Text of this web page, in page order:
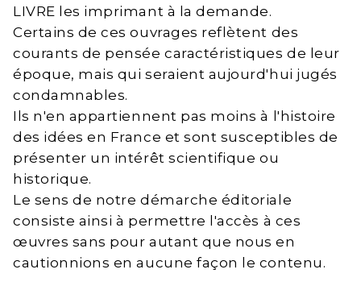
LIVRE les imprimant à la demande.
Certains de ces ouvrages reflètent des
courants de pensée caractéristiques de leur
époque, mais qui seraient aujourd'hui jugés
condamnables.
Ils n'en appartiennent pas moins à l'histoire
des idées en France et sont susceptibles de
présenter un intérêt scientifique ou
historique.
Le sens de notre démarche éditoriale
consiste ainsi à permettre l'accès à ces
œuvres sans pour autant que nous en
cautionnions en aucune façon le contenu.